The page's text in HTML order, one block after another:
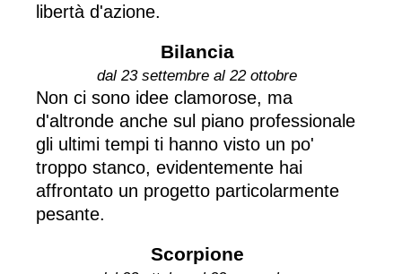
libertà d'azione.
Bilancia
dal 23 settembre al 22 ottobre
Non ci sono idee clamorose, ma
d'altronde anche sul piano professionale
gli ultimi tempi ti hanno visto un po'
troppo stanco, evidentemente hai
affrontato un progetto particolarmente
pesante.
Scorpione